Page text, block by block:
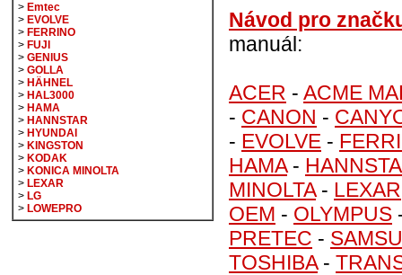
Návod pro
manuál:
ACER - ACME
- CANON -
- EVOLVE -
HAMA-
MINOLTA- LEXAR
OEM - OLYMPUS
PRETEC -
TOSHIBA-
> Emtec
> EVOLVE
> FERRINO
> FUJI
> GENIUS
> GOLLA
> HÄHNEL
> HAL3000
> HAMA
> HANNSTAR
> HYUNDAI
> KINGSTON
> KODAK
> KONICA MINOLTA
> LEXAR
> LG
> LOWEPRO